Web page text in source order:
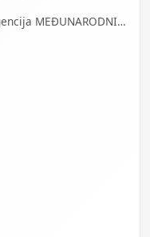
Centrotours - Putnička-Turistička Agencija MEĐUNARODNI AERODROM Sarajevo